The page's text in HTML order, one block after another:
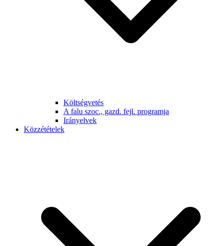
Költségvetés
A falu szoc., gazd. fejl. programja
Irányelvek
Közzétételek